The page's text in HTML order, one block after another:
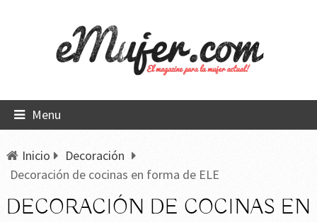
Menu
Inicio
Decoración
Decoración de cocinas en forma de ELE
DECORACIÓN DE COCINAS EN